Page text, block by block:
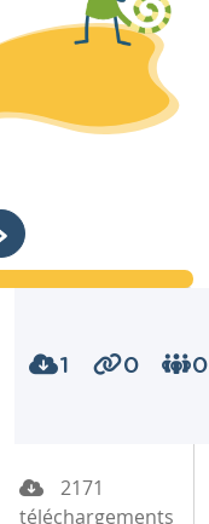
1 0 0
2171
téléchargements